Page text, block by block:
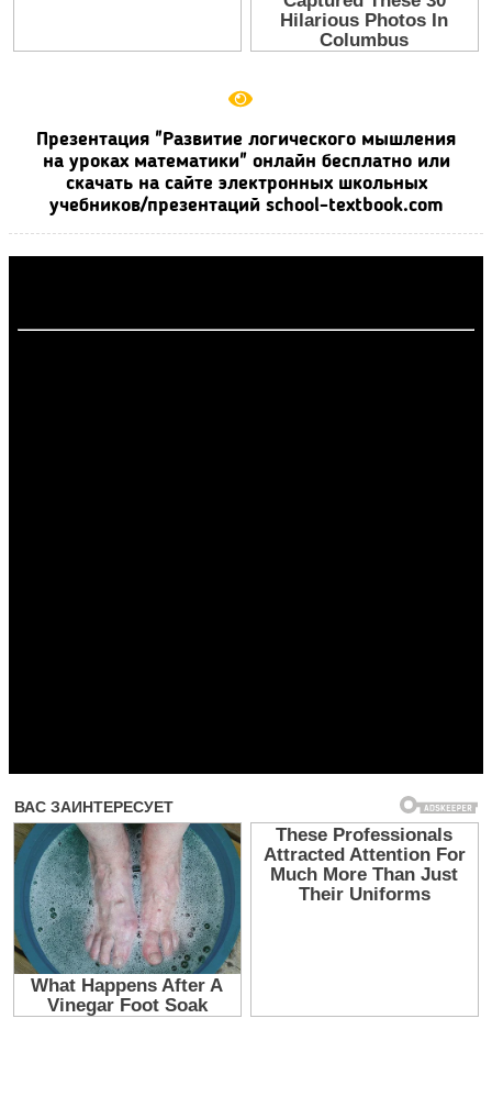
Презентация "Развитие логического мышления
на уроках математики" онлайн бесплатно или
скачать на сайте электронных школьных
учебников/презентаций school-textbook.com